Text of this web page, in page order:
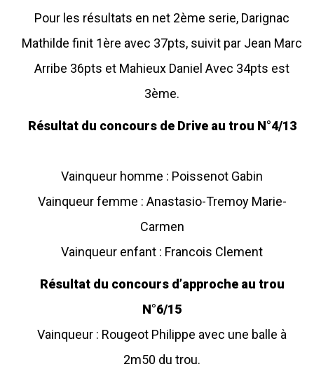
Pour les résultats en net 2ème serie, Darignac
Mathilde finit 1ère avec 37pts, suivit par Jean Marc
Arribe 36pts et Mahieux Daniel Avec 34pts est
3ème.
Résultat du concours de Drive au trou N°4/13
Vainqueur homme : Poissenot Gabin
Vainqueur femme : Anastasio-Tremoy Marie-
Carmen
Vainqueur enfant : Francois Clement
Résultat du concours d’approche au trou
N°6/15
Vainqueur : Rougeot Philippe avec une balle à
2m50 du trou.